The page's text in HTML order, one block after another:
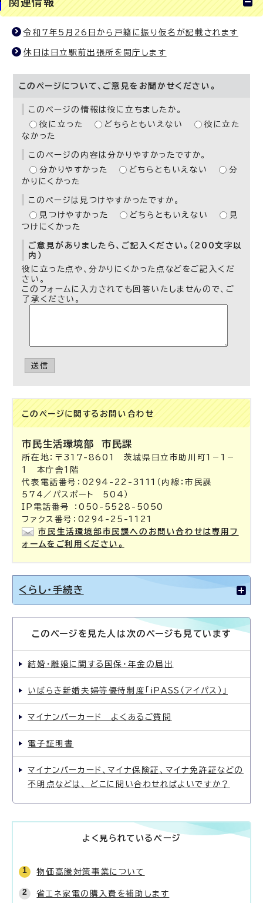
令和7年5月26日から戸籍に振り仮名が記載されます
休日は日立駅前出張所を開庁します
このページについて、ご意見をお聞かせください。
このページの情報は役に立ちましたか。
役に立った
どちらともいえない
役に立た
なかった
このページの内容は分かりやすかったですか。
分かりやすかった
どちらともいえない
分
かりにくかった
このページは見つけやすかったですか。
見つけやすかった
どちらともいえない
見
つけにくかった
ご意見がありましたら、ご記入ください。（200文字以
内）
役に立った点や、分かりにくかった点などをご記入くだ
さい。
このフォームに入力されても回答いたしませんので、ご
了承ください。
送信
このページに関する お問い合わせ
市民生活環境部市民課
所在地：〒317-8601 茨城県日立市助川町1－1－
1 本庁舎1階
代表電話番号：0294-22-3111（内線：市民課
574／パスポート 504）
IP電話番号 ：050-5528-5050
ファクス番号：0294-25-1121
市民生活環境部市民課へのお問い合わせは専用フ
ォームをご利用ください。
くらし・手続き
このページを見た人は次のページも見ています
結婚・離婚に関する国保・年金の届出
いばらき新婚夫婦等優待制度「iPASS（アイパス）」
マイナンバーカード よくあるご質問
電子証明書
マイナンバーカード、マイナ保険証、マイナ免許証などの
不明点などは、 どこに問い合わせればよいですか？
よく見られているページ
物価高騰対策事業について
省エネ家電の購入費を補助します